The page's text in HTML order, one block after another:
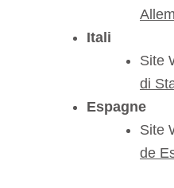
Itali
Site
di
Espagne
Site
de